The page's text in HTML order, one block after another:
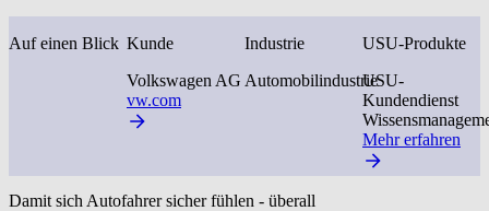
Auf einen Blick Kunde
Volkswagen AG
vw.com
Industrie
Automobilindustrie
USU-Produkte
USU-
Kundendienst
Mehr erfahren
Damit sich Autofahrer sicher fühlen - überall